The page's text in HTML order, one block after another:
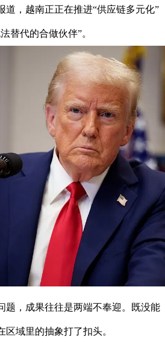
道，越南正正在推进“供应链多元化”
替代的合做伙伴”。
题，成果往往是两端不奉迎。既没能
域里的抽象打了扣头。